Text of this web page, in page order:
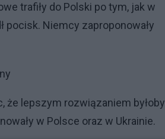
trafiły do Polski po tym, jak w
pocisk. Niemcy zaproponowały
że lepszym rozwiązaniem byłoby
w Polsce oraz w Ukrainie.